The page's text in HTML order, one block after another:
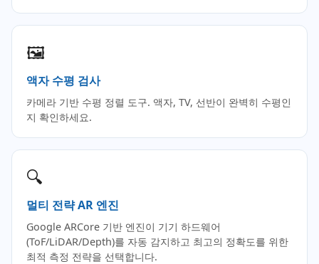
🖼️
액자 수평 검사
카메라 기반 수평 정렬 도구. 액자, TV, 선반이 완벽히 수평인
지 확인하세요.
🔍
멀티 전략 AR 엔진
Google ARCore 기반 엔진이 기기 하드웨어
(ToF/LiDAR/Depth)를 자동 감지하고 최고의 정확도를 위한
최적 측정 전략을 선택합니다.